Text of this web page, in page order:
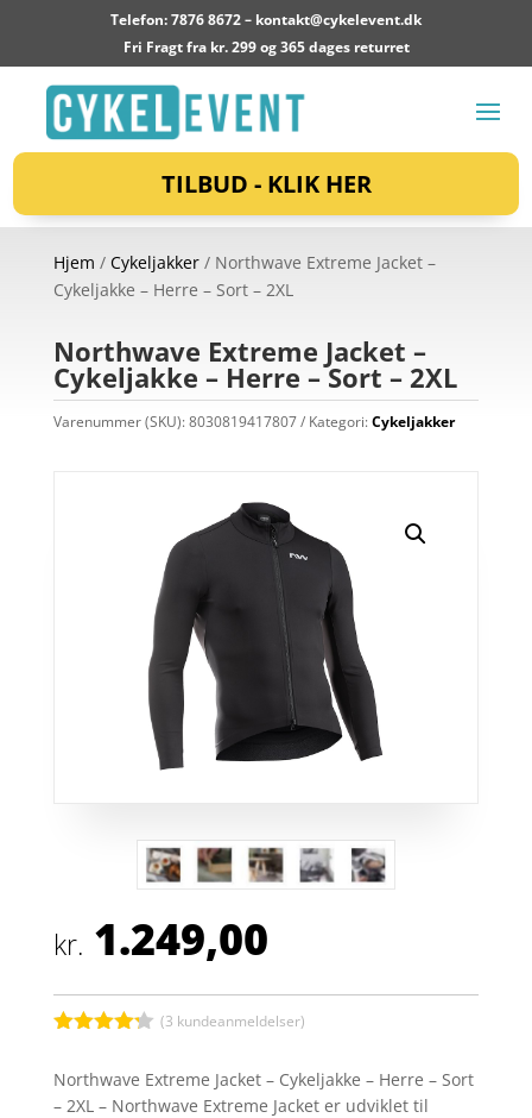
Telefon: 7876 8672 – kontakt@cykelevent.dk
Fri Fragt fra kr. 299 og 365 dages returret
TILBUD - KLIK HER
Hjem / Cykeljakker/ Northwave Extreme Jacket –
Cykeljakke – Herre – Sort – 2XL
Northwave Extreme Jacket –
Cykeljakke – Herre – Sort – 2XL
Varenummer (SKU):8030819417807 Kategori:Cykeljakker
kr. 1.249,00
ud af 5
baseret
(3 kundeanmeldelser)
Northwave Extreme Jacket – Cykeljakke – Herre – Sort
– 2XL – Northwave Extreme Jacket er udviklet til